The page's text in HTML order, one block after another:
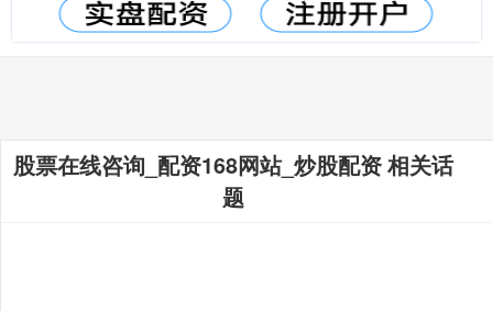
股票在线咨询_配资168网站_炒股配资 相关话
题